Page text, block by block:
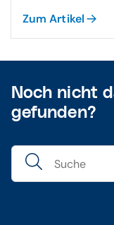
Zum Artikel
Noch nicht
gefunden?